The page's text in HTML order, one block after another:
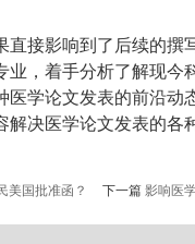
接影响到了后续的撰
，着手分析了解现今
学论文发表的前沿动
决医学论文发表的各
美国批准函？ 下一篇 影响医